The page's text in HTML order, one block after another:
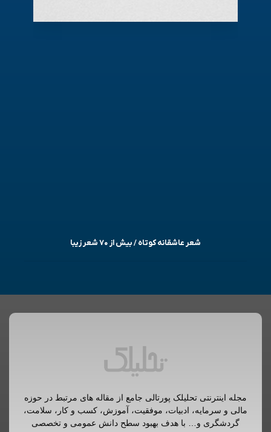
شعر عاشقانه کوتاه / بیش از ۷۰ شعر زیبا
مجله اینترنتی تحلیلک پورتالی جامع از مقاله های مرتبط در حوزه
مالی و سرمایه، ادبیات، موفقیت، آموزش، کسب و کار، سلامت،
گردشگری و… با هدف بهبود سطح دانش عمومی و تخصصی